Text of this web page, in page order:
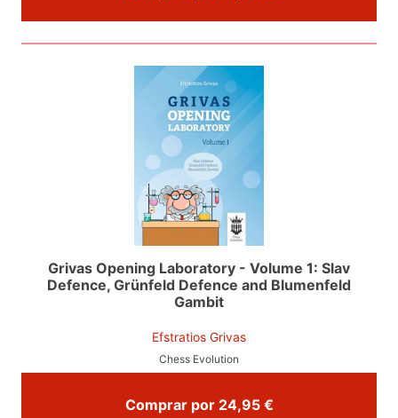
Grivas Opening Laboratory - Volume 1: Slav
Defence, Grünfeld Defence and Blumenfeld
Gambit
Efstratios Grivas
Chess Evolution
Comprar por 24,95 €